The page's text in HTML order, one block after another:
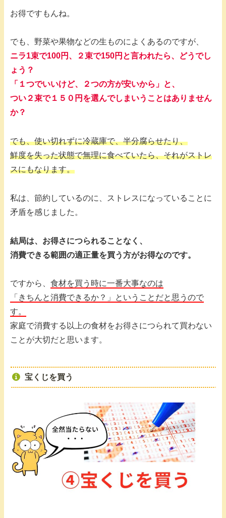
お得ですもんね。
でも、野菜や果物などの生ものによくあるのですが、
ニラ1束で100円、２束で150円と言われたら、どうでし
ょう？
「１つでいいけど、２つの方が安いから」と、
つい２束で１５０円を選んでしまいうことはありません
か？
でも、使い切れずに冷蔵庫で、半分腐らせたり、
鮮度を失った状態で無理に食べていたら、それがストレ
スにもなります。
私は、節約しているのに、ストレスになっていることに
矛盾を感じました。
結局は、お得さにつられることなく、
消費できる範囲の適正量を買う方がお得なのです。
ですから、 食材を買う時に一番大事なのは
「きちんと消費できるか？」ということだと思うので
す。
家庭で消費する以上の食材をお得さにつられて買わない
ことが大切だと思います。
宝くじを買う